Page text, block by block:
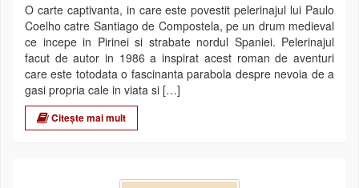
O carte captivanta, in care este povestit pelerinajul lui Paulo
Coelho catre Santiago de Compostela, pe un drum medieval
ce incepe in Pirinei si strabate nordul Spaniei. Pelerinajul
facut de autor in 1986 a inspirat acest roman de aventuri
care este totodata o fascinanta parabola despre nevoia de a
gasi propria cale in viata si […]
Citește mai mult